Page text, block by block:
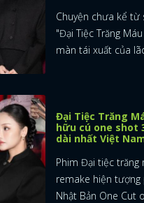
Chuyện chưa kể từ
"Đại Tiệc Trăng
màn tái xuất của
Đại Tiệc Trăng
hữu cú one shot
dài nhất Việt
Phim Đại tiệc trăng
remake hiện tượng
Nhật Bản One Cut